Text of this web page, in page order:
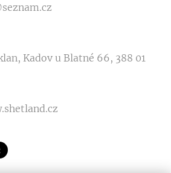
Kadov u Blatné 66, 388 01